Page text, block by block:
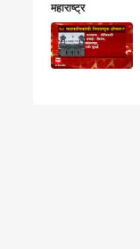
महाराष्ट्र